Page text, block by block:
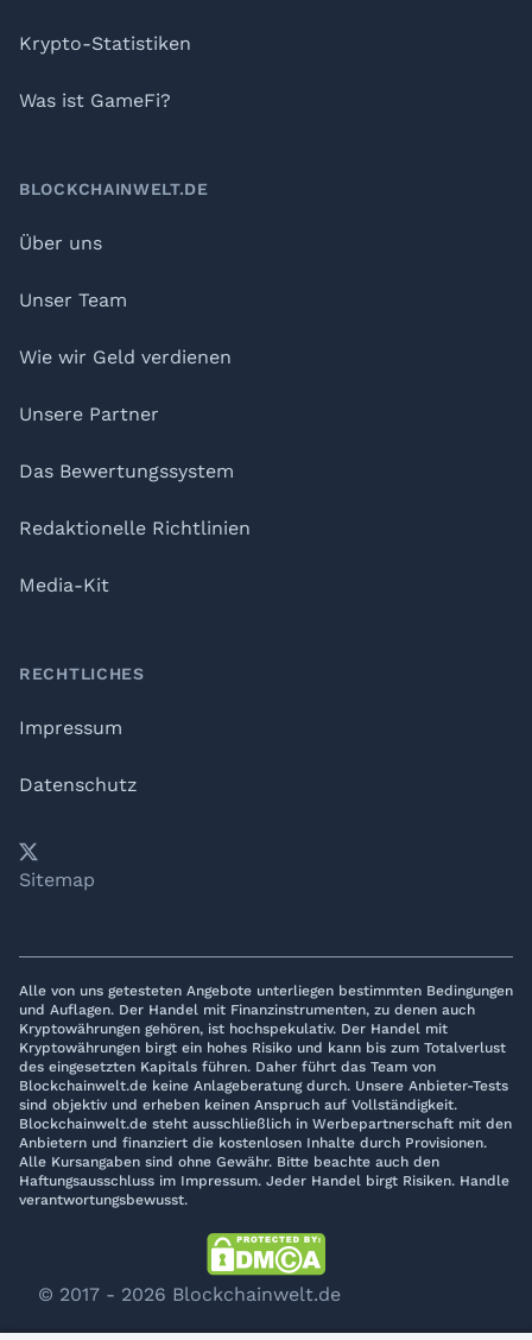
Krypto-Statistiken
Was ist GameFi?
BLOCKCHAINWELT.DE
Über uns
Unser Team
Wie wir Geld verdienen
Unsere Partner
Das Bewertungssystem
Redaktionelle Richtlinien
Media-Kit
RECHTLICHES
Impressum
Datenschutz
YouTube
𝕏 LinkedIn
Telegram
Sitemap
Alle von uns getesteten Angebote unterliegen bestimmten Bedingungen
und Auflagen. Der Handel mit Finanzinstrumenten, zu denen auch
Kryptowährungen gehören, ist hochspekulativ. Der Handel mit
Kryptowährungen birgt ein hohes Risiko und kann bis zum Totalverlust
des eingesetzten Kapitals führen. Daher führt das Team von
Blockchainwelt.de keine Anlageberatung durch. Unsere Anbieter-Tests
sind objektiv und erheben keinen Anspruch auf Vollständigkeit.
Blockchainwelt.de steht ausschließlich in Werbepartnerschaft mit den
Anbietern und finanziert die kostenlosen Inhalte durch Provisionen.
Alle Kursangaben sind ohne Gewähr. Bitte beachte auch den
Haftungsausschluss im Impressum. Jeder Handel birgt Risiken. Handle
verantwortungsbewusst.
© 2017 - 2026 Blockchainwelt.de